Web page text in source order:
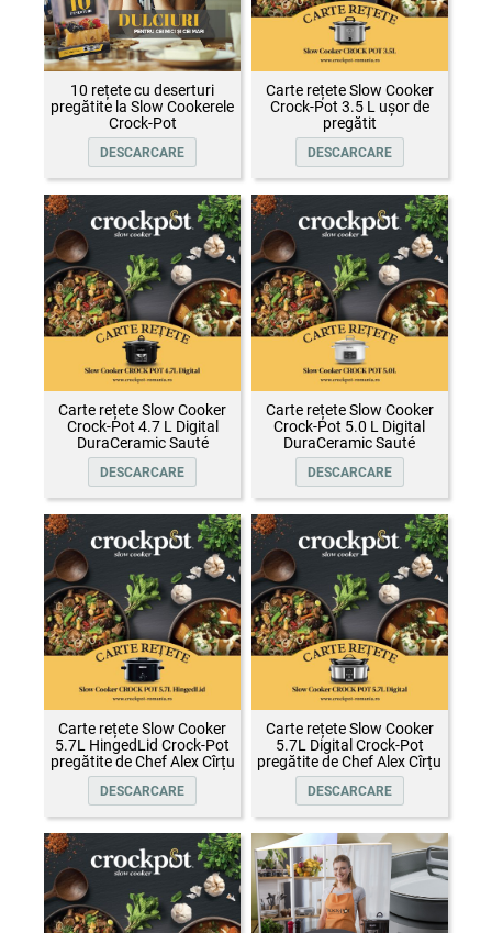
10 rețete cu deserturi
pregătite la Slow Cookerele
Crock-Pot
DESCARCARE
Carte rețete Slow Cooker
Crock-Pot 3.5 L ușor de
pregătit
DESCARCARE
Carte rețete Slow Cooker
Crock-Pot 4.7 L Digital
DuraCeramic Sauté
DESCARCARE
Carte rețete Slow Cooker
Crock-Pot 5.0 L Digital
DuraCeramic Sauté
DESCARCARE
Carte rețete Slow Cooker
5.7L HingedLid Crock-Pot
pregătite de Chef Alex Cîrțu
DESCARCARE
Carte rețete Slow Cooker
5.7L Digital Crock-Pot
pregătite de Chef Alex Cîrțu
DESCARCARE